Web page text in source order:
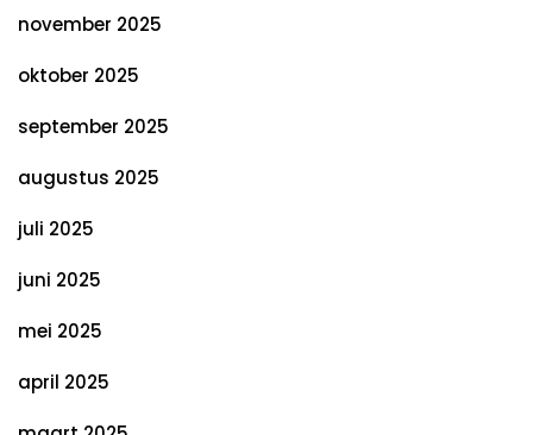
november 2025
oktober 2025
september 2025
augustus 2025
juli 2025
juni 2025
mei 2025
april 2025